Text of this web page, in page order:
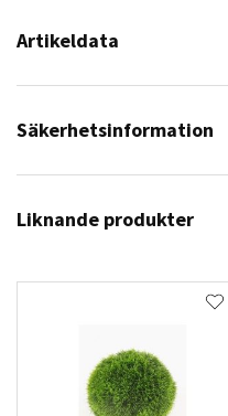
Artikeldata
Säkerhetsinformation
Liknande produkter